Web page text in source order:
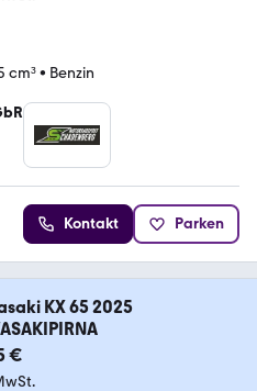
cm³• Benzin
Kontakt Parken
KX 65 2025
€